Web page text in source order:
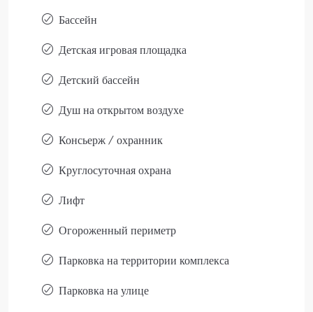
Бассейн
Детская игровая площадка
Детский бассейн
Душ на открытом воздухе
Консьерж / охранник
Круглосуточная охрана
Лифт
Огороженный периметр
Парковка на территории комплекса
Парковка на улице